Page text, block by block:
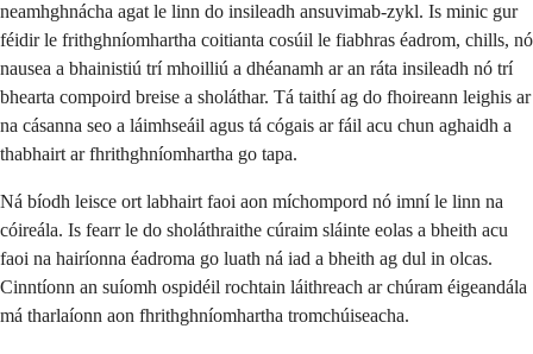
neamhghnácha agat le linn do insileadh ansuvimab-zykl. Is minic gur
féidir le frithghníomhartha coitianta cosúil le fiabhras éadrom, chills, nó
nausea a bhainistiú trí mhoilliú a dhéanamh ar an ráta insileadh nó trí
bhearta compoird breise a sholáthar. Tá taithí ag do fhoireann leighis ar
na cásanna seo a láimhseáil agus tá cógais ar fáil acu chun aghaidh a
thabhairt ar fhrithghníomhartha go tapa.
Ná bíodh leisce ort labhairt faoi aon míchompord nó imní le linn na
cóireála. Is fearr le do sholáthraithe cúraim sláinte eolas a bheith acu
faoi na hairíonna éadroma go luath ná iad a bheith ag dul in olcas.
Cinntíonn an suíomh ospidéil rochtain láithreach ar chúram éigeandála
má tharlaíonn aon fhrithghníomhartha tromchúiseacha.